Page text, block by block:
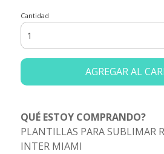
Cantidad
AGREGAR AL
QUÉ ESTOY COMPRANDO?
PLANTILLAS PARA SUBLIMAR
INTER MIAMI